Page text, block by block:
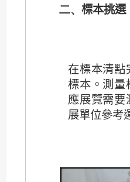
二、標本挑選
在標本清
標本。測量
應展覽需
展單位參考